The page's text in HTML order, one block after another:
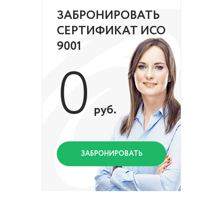
ЗАБРОНИРОВАТЬ
СЕРТИФИКАТ ИСО
9001
0 руб.
ЗАБРОНИРОВАТЬ